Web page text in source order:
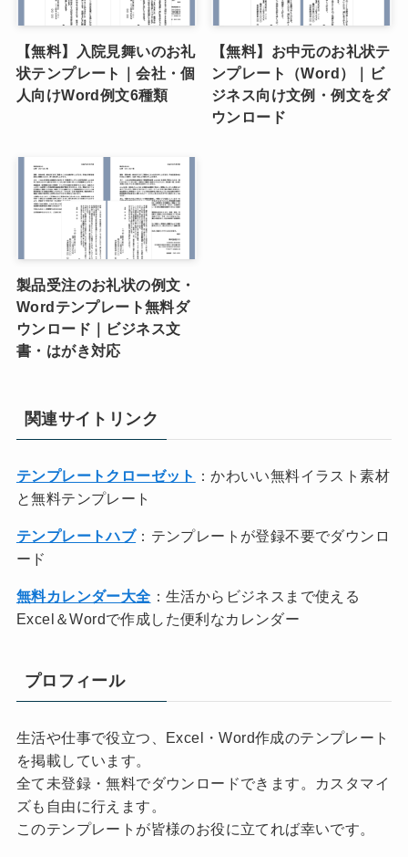
【無料】入院見舞いのお礼
状テンプレート｜会社・個
人向けWord例文6種類
【無料】お中元のお礼状テ
ンプレート（Word）｜ビ
ジネス向け文例・例文をダ
ウンロード
製品受注のお礼状の例文・
Wordテンプレート無料ダ
ウンロード｜ビジネス文
書・はがき対応
関連サイトリンク
テンプレートクローゼット
：かわいい無料イラスト素材
と無料テンプレート
テンプレートハブ：テンプレートが登録不要でダウンロ
ード
無料カレンダー大全 ：生活からビジネスまで使える
Excel＆Wordで作成した便利なカレンダー
プロフィール
生活や仕事で役立つ、Excel・Word作成のテンプレート
を掲載しています。
全て未登録・無料でダウンロードできます。カスタマイ
ズも自由に行えます。
このテンプレートが皆様のお役に立てれば幸いです。